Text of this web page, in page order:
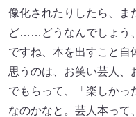
像化されたりしたら、ま
ど……どうなんでしょう
ですね、本を出すこと自
思うのは、お笑い芸人、
でもらって、「楽しかっ
なのかなと。芸人本って